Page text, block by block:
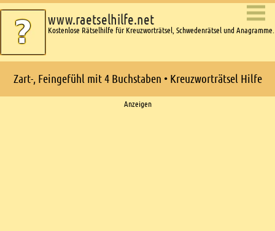
www.raetselhilfe.net
Kostenlose Rätselhilfe für Kreuzworträtsel, Schwedenrätsel und Anagramme.
Zart-, Feingefühl mit 4 Buchstaben • Kreuzworträtsel Hilfe
Anzeigen